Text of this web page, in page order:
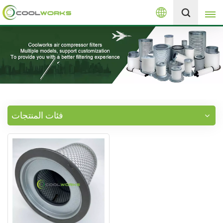
العربية
English
español
العربية
русский
+8613525046291
فئات المنتجات